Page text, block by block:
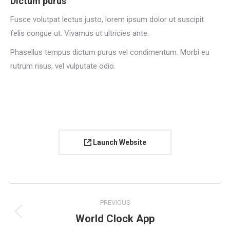
Fusce volutpat lectus justo, lorem ipsum dolor ut suscipit
felis congue ut. Vivamus ut ultricies ante.
Phasellus tempus dictum purus vel condimentum. Morbi eu
rutrum risus, vel vulputate odio.
Launch Website
navigation
PREVIOUS
Previous
World Clock App